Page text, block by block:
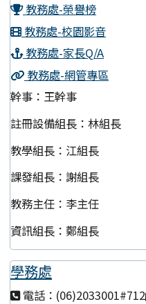
教務處-榮譽榜
教務處-校園影音
教務處-家長Q/A
教務處-網管專區
幹事：王幹事
註冊設備組長：林組長
教學組長：江組長
課發組長：謝組長
教務主任：李主任
資訊組長：鄭組長
學務處
電話：(06)2033001#712